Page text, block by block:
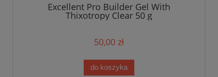
Excellent Pro Builder Gel With
Thixotropy Clear 50 g
50,00 zł
do koszyka